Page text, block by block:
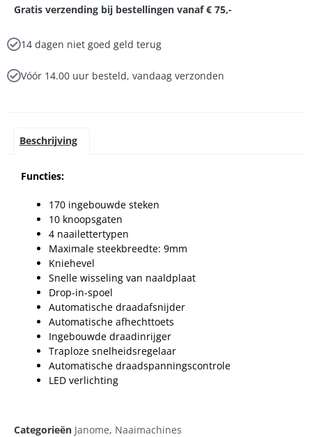
Gratis verzending bij bestellingen vanaf € 75,-
14 dagen niet goed geld terug
Vóór 14.00 uur besteld, vandaag verzonden
Beschrijving
Functies:
170 ingebouwde steken
10 knoopsgaten
4 naailettertypen
Maximale steekbreedte: 9mm
Kniehevel
Snelle wisseling van naaldplaat
Drop-in-spoel
Automatische draadafsnijder
Automatische afhechttoets
Ingebouwde draadinrijger
Traploze snelheidsregelaar
Automatische draadspanningscontrole
LED verlichting
Categorieën Janome, Naaimachines